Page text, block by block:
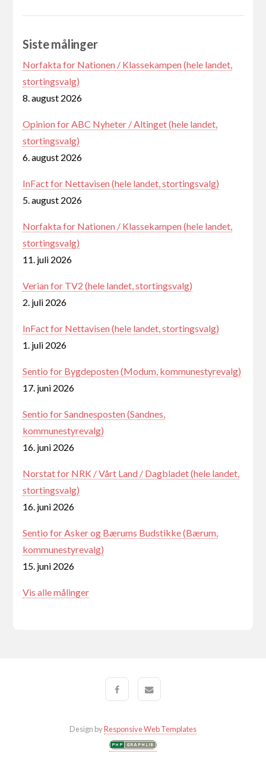
Siste målinger
Norfakta for Nationen / Klassekampen (hele landet,
stortingsvalg)
8. august 2026
Opinion for ABC Nyheter / Altinget (hele landet,
stortingsvalg)
6. august 2026
InFact for Nettavisen (hele landet, stortingsvalg)
5. august 2026
Norfakta for Nationen / Klassekampen (hele landet,
stortingsvalg)
11. juli 2026
Verian for TV2 (hele landet, stortingsvalg)
2. juli 2026
InFact for Nettavisen (hele landet, stortingsvalg)
1. juli 2026
Sentio for Bygdeposten (Modum, kommunestyrevalg)
17. juni 2026
Sentio for Sandnesposten (Sandnes,
kommunestyrevalg)
16. juni 2026
Norstat for NRK / Vårt Land / Dagbladet (hele landet,
stortingsvalg)
16. juni 2026
Sentio for Asker og Bærums Budstikke (Bærum,
kommunestyrevalg)
15. juni 2026
Vis alle målinger
Design byResponsive Web Templates